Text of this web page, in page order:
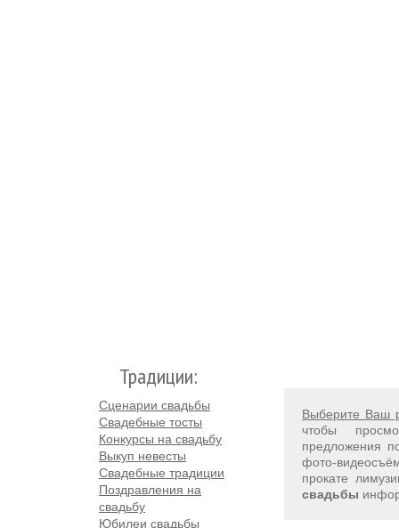
Традиции:
Сценарии свадьбы
Свадебные тосты
Конкурсы на свадьбу
Выкуп невесты
Свадебные традиции
Поздравления на
свадьбу
Юбилеи свадьбы
Выберите Ваш
чтобы
предложения
фото-
прокате
свадьбы